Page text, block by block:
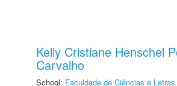
Kelly Cristiane Henschel
Carvalho
School: Faculdade de Ciências e